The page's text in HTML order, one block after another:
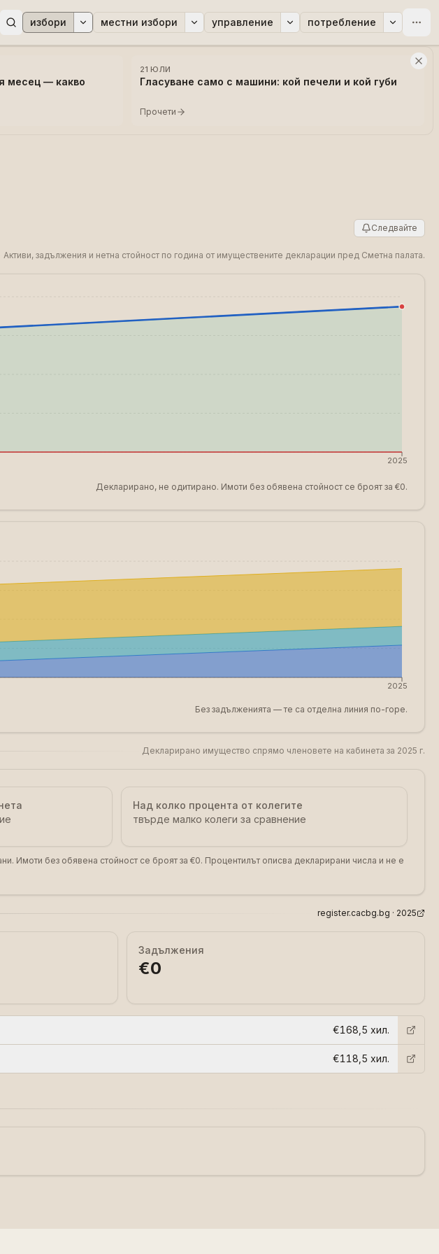
избори местни избори управление потребление
месец — какво
21 ЮЛИ
Гласуване само с машини: кой печели и кой губи
Прочети
Следвайте
Активи, задължения и нетна стойност по година от имуществените декларации пред Сметна палата.
2025
Декларирано, не одитирано. Имоти без обявена стойност се броят за €0.
2025
Без задълженията — те са отделна линия по-горе.
Декларирано имущество спрямо членовете на кабинета за 2025 г.
Над колко процента от колегите
твърде малко колеги за сравнение
Имоти без обявена стойност се броят за €0. Процентилът описва декларирани числа и не е
register.cacbg.bg · 2025
Задължения
€0
€168,5 хил.
€118,5 хил.